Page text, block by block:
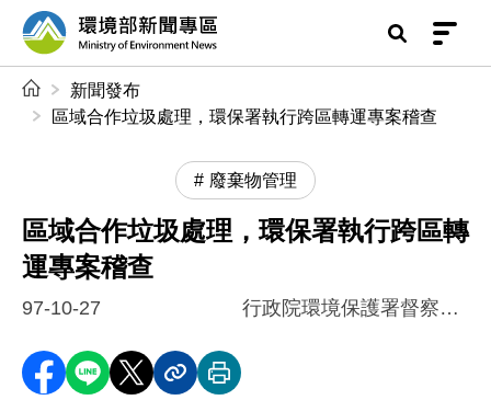
前往中央內容區塊
環境部新聞專區
新聞發布
區域合作垃圾處理，環保署執行跨區轉運專案稽查
廢棄物管理
區域合作垃圾處理，環保署執行跨區轉
運專案稽查
97-10-27 行政院環境保護署督察總隊
分享至 Facebook
分享到 LINE
分享到 X分享內容連結
列印本頁